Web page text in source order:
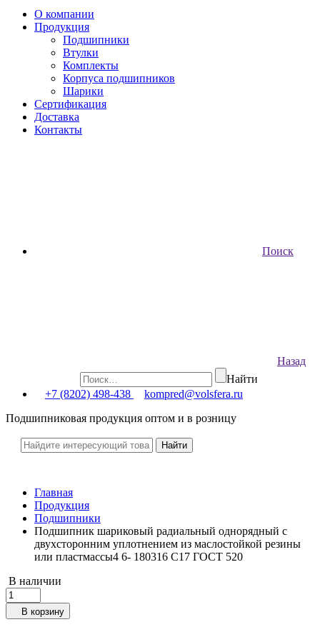
О компании
Продукция
Подшипники
Втулки
Комплекты
Корпуса подшипников
Шарики
Сертификация
Доставка
Контакты
Поиск
Назад
Найти
+7 (8202) 498-438
kompred@volsfera.ru
Подшипниковая продукция оптом и в розницу
Главная
Продукция
Подшипники
Подшипник шариковый радиальный однорядный с
двухсторонним уплотнением из маслостойкой резины
или пластмассы4 6- 180316 С17 ГОСТ 520
В наличии
В корзину